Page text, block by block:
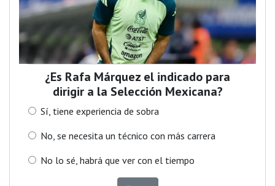
¿Es Rafa Márquez el indicado para
dirigir a la Selección Mexicana?
Sí, tiene experiencia de sobra
No, se necesita un técnico con más carrera
No lo sé, habrá que ver con el tiempo